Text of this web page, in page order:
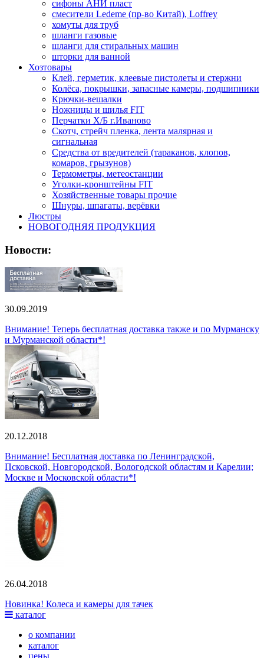
сифоны АНИ пласт
смесители Ledeme (пр-во Китай), Loffrey
хомуты для труб
шланги газовые
шланги для стиральных машин
шторки для ванной
Хозтовары
Клей, герметик, клеевые пистолеты и стержни
Колёса, покрышки, запасные камеры, подшипники
Крючки-вешалки
Ножницы и шилья FIT
Перчатки Х/Б г.Иваново
Скотч, стрейч пленка, лента малярная и
сигнальная
Средства от вредителей (тараканов, клопов,
комаров, грызунов)
Термометры, метеостанции
Уголки-кронштейны FIT
Хозяйственные товары прочие
Шнуры, шпагаты, верёвки
Люстры
НОВОГОДНЯЯ ПРОДУКЦИЯ
Новости:
30.09.2019
Внимание! Теперь бесплатная доставка также и по Мурманску
и Мурманской области*!
20.12.2018
Внимание! Бесплатная доставка по Ленинградской,
Псковской, Новгородской, Вологодской областям и Карелии;
Москве и Московской области*!
26.04.2018
Новинка! Колеса и камеры для тачек
каталог
о компании
каталог